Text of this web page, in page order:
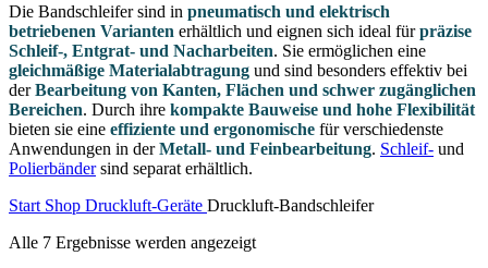
Die Bandschleifer sind in pneumatisch und elektrisch
betriebenen Varianten erhältlich und eignen sich ideal fürpräzise
Schleif-, Entgrat- und Nacharbeiten. Sie ermöglichen eine
gleichmäßige Materialabtragung und sind besonders effektiv bei
derBearbeitung von Kanten, Flächen und schwer zugänglichen
Bereichen. Durch ihre kompakte Bauweise und hohe Flexibilität
bieten sie eine effiziente und ergonomische für verschiedenste
Anwendungen in derMetall- und Feinbearbeitung. Schleif- und
Polierbändersind separat erhältlich.
Start Shop Druckluft-Geräte Druckluft-Bandschleifer
Alle 7 Ergebnisse werden angezeigt